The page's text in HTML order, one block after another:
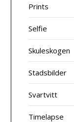
Prints
Selfie
Skuleskogen
Stadsbilder
Svartvitt
Timelapse